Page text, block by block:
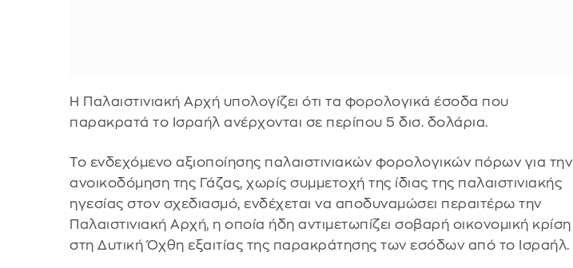
Η Παλαιστινιακή Αρχή υπολογίζει ότι τα φορολογικά έσοδα που
παρακρατά το Ισραήλ ανέρχονται σε περίπου 5 δισ. δολάρια.
Το ενδεχόμενο αξιοποίησης παλαιστινιακών φορολογικών πόρων για την
ανοικοδόμηση της Γάζας, χωρίς συμμετοχή της ίδιας της παλαιστινιακής
ηγεσίας στον σχεδιασμό, ενδέχεται να αποδυναμώσει περαιτέρω την
Παλαιστινιακή Αρχή, η οποία ήδη αντιμετωπίζει σοβαρή οικονομική κρίση
στη Δυτική Όχθη εξαιτίας της παρακράτησης των εσόδων από το Ισραήλ.